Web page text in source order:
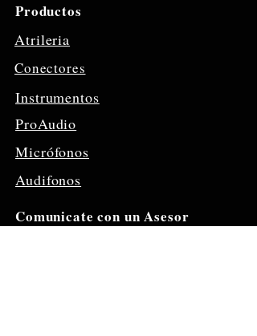
Instrumentos
Atrileria
Conectores
Productos
ProAudio
Micrófonos
Audifonos
Comunicate con un Asesor